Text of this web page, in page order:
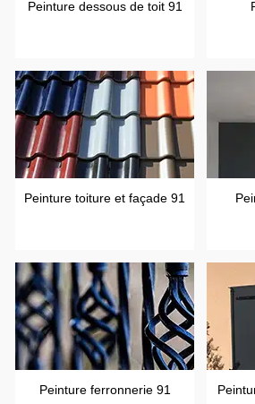
Peinture dessous de toit 91
Peinture toiture et façade 91
Peinture ferronnerie 91